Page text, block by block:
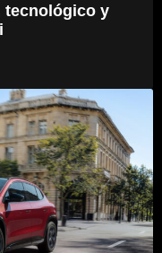
tecnológico y